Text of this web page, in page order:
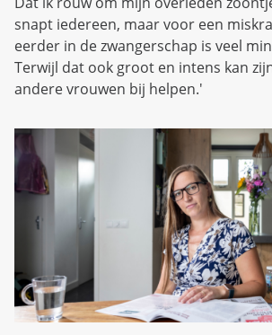
snapt iedereen, maar voor een
eerder in de zwangerschap is veel
Terwijl dat ook groot en intens kan
andere vrouwen bij helpen.'